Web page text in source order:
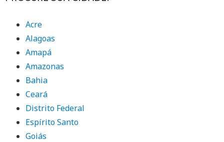
Acre
Alagoas
Amapá
Amazonas
Bahia
Ceará
Distrito Federal
Espírito Santo
Goiás